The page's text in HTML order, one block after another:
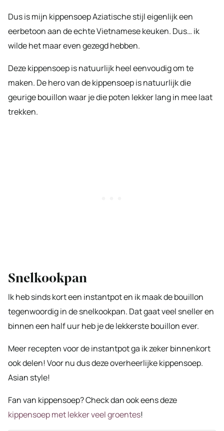
Dus is mijn kippensoep Aziatische stijl eigenlijk een
eerbetoon aan de echte Vietnamese keuken. Dus… ik
wilde het maar even gezegd hebben.
Deze kippensoep is natuurlijk heel eenvoudig om te
maken. De hero van de kippensoep is natuurlijk die
geurige bouillon waar je die poten lekker lang in mee laat
trekken.
Snelkookpan
Ik heb sinds kort een instantpot en ik maak de bouillon
tegenwoordig in de snelkookpan. Dat gaat veel sneller en
binnen een half uur heb je de lekkerste bouillon ever.
Meer recepten voor de instantpot ga ik zeker binnenkort
ook delen! Voor nu dus deze overheerlijke kippensoep.
Asian style!
Fan van kippensoep? Check dan ook eens deze
kippensoep met lekker veel groentes!